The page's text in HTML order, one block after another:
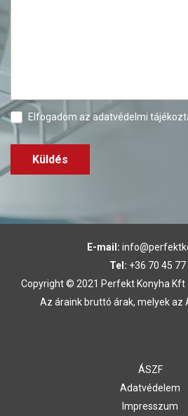
Elfogadom az adatvédelmi
Küldés
E-mail:
Tel: +36 70 45 77
Copyright © 2021 Perfekt Konyha
Az áraink bruttó árak, melyek az
ÁSZF
Adatvédelem
Impresszum